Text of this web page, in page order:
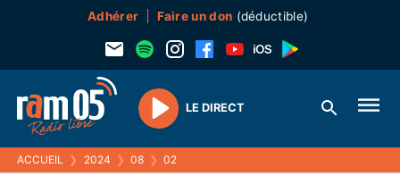
Adhérer Faire un don (déductible)
Play
LE DIRECT
ACCUEIL ❯ 2024 ❯ 08 ❯ 02